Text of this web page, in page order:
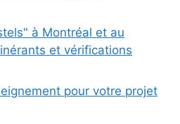
à Montréal et au
et vérifications
pour votre projet